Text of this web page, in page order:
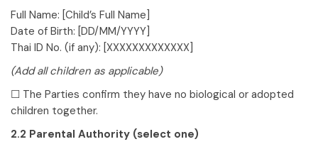
Full Name: [Child’s Full Name]
Date of Birth: [DD/MM/YYYY]
Thai ID No. (if any): [XXXXXXXXXXXXX]
(Add all children as applicable)
☐ The Parties confirm they have no biological or adopted
children together.
2.2 Parental Authority (select one)